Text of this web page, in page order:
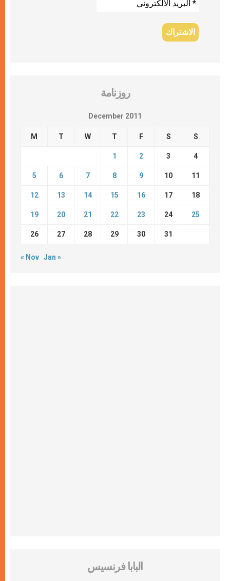
روزنامة
December 2011
M T W T F S S
1 2 3 4
5 6 7 8 9 10 11
12 13 14 15 16 17 18
19 20 21 22 23 24 25
26 27 28 29 30 31
« Nov Jan »
البابا فرنسيس